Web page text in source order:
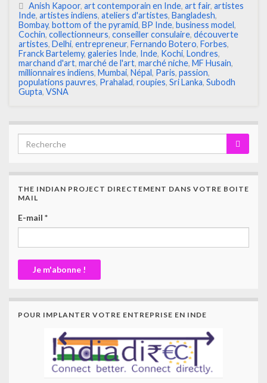
Anish Kapoor, art contemporain en Inde, art fair, artistes
Inde, artistes indiens, ateliers d'artistes, Bangladesh,
Bombay, bottom of the pyramid, BP Inde, business model,
Cochin, collectionneurs, conseiller consulaire, découverte
artistes, Delhi, entrepreneur, Fernando Botero, Forbes,
Franck Bartelemy, galeries Inde, Inde, Kochi, Londres,
marchand d'art, marché de l'art, marché niche, MF Husain,
millionnaires indiens, Mumbai, Népal, Paris, passion,
populations pauvres, Prahalad, roupies, Sri Lanka, Subodh
Gupta, VSNA
THE INDIAN PROJECT DIRECTEMENT DANS VOTRE BOITE
MAIL
E-mail *
POUR IMPLANTER VOTRE ENTREPRISE EN INDE